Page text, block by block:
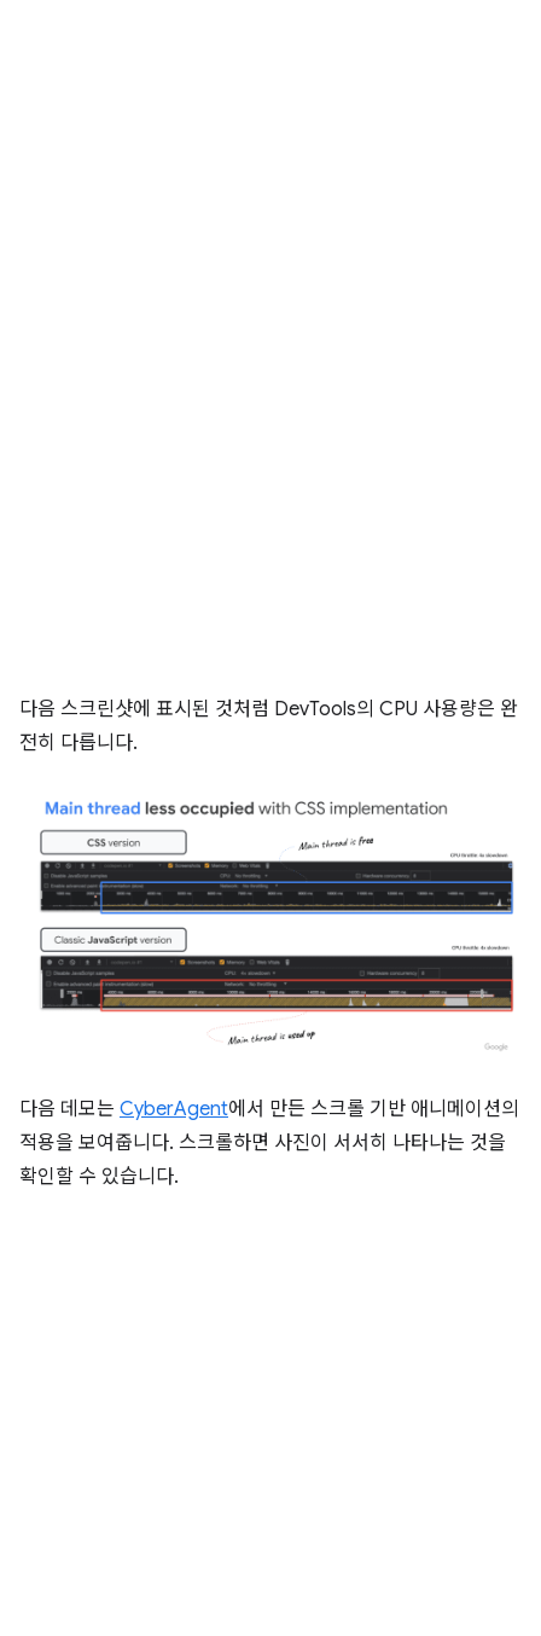
다음 스크린샷에 표시된 것처럼 DevTools의 CPU 사용량은 완
전히 다릅니다.
다음 데모는 CyberAgent에서 만든 스크롤 기반 애니메이션의
적용을 보여줍니다. 스크롤하면 사진이 서서히 나타나는 것을
확인할 수 있습니다.